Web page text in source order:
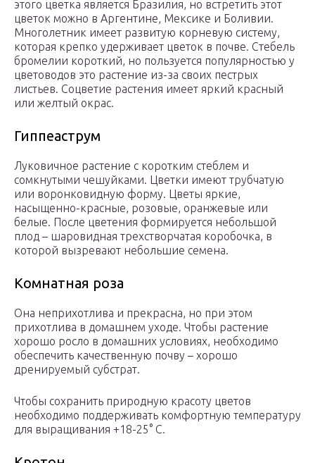
этого цветка является Бразилия, но встретить этот
цветок можно в Аргентине, Мексике и Боливии.
Многолетник имеет развитую корневую систему,
которая крепко удерживает цветок в почве. Стебель
бромелии короткий, но пользуется популярностью у
цветоводов это растение из-за своих пестрых
листьев. Соцветие растения имеет яркий красный
или желтый окрас.
Гиппеаструм
Луковичное растение с коротким стеблем и
сомкнутыми чешуйками. Цветки имеют трубчатую
или воронковидную форму. Цветы яркие,
насыщенно-красные, розовые, оранжевые или
белые. После цветения формируется небольшой
плод – шаровидная трехстворчатая коробочка, в
которой вызревают небольшие семена.
Комнатная роза
Она неприхотлива и прекрасна, но при этом
прихотлива в домашнем уходе. Чтобы растение
хорошо росло в домашних условиях, необходимо
обеспечить качественную почву – хорошо
дренируемый субстрат.
Чтобы сохранить природную красоту цветов
необходимо поддерживать комфортную температуру
для выращивания +18-25° С.